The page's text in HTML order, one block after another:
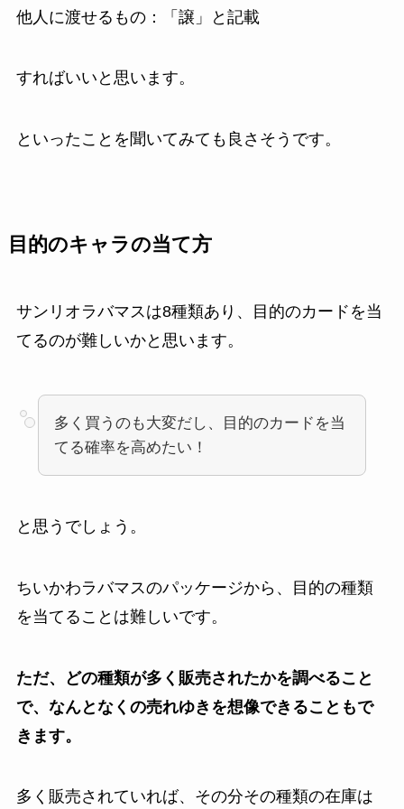
他人に渡せるもの：「譲」と記載
すればいいと思います。
といったことを聞いてみても良さそうです。
目的のキャラの当て方
サンリオラバマスは8種類あり、目的のカードを当
てるのが難しいかと思います。
多く買うのも大変だし、目的のカードを当
てる確率を高めたい！
と思うでしょう。
ちいかわラバマスのパッケージから、目的の種類
を当てることは難しいです。
ただ、どの種類が多く販売されたかを調べること
で、なんとなくの売れゆきを想像できることもで
きます。
多く販売されていれば、その分その種類の在庫は